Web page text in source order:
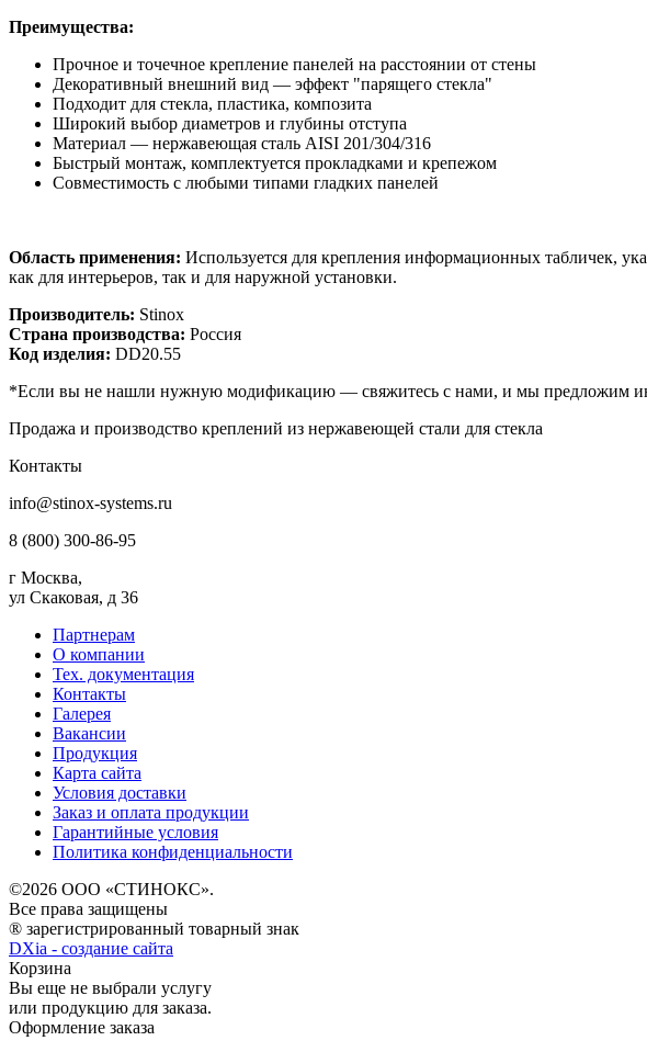
Преимущества:
Прочное и точечное крепление панелей на расстоянии от стены
Декоративный внешний вид — эффект "парящего стекла"
Подходит для стекла, пластика, композита
Широкий выбор диаметров и глубины отступа
Материал — нержавеющая сталь AISI 201/304/316
Быстрый монтаж, комплектуется прокладками и крепежом
Совместимость с любыми типами гладких панелей
Область применения: Используется для крепления информационных табличек,
как для интерьеров, так и для наружной установки.
Производитель: Stinox
Страна производства: Россия
Код изделия: DD20.55
*Если вы не нашли нужную модификацию — свяжитесь с нами, и мы предложим
Продажа и производство креплений из нержавеющей стали для стекла
Контакты
info@stinox-systems.ru
8 (800) 300-86-95
г Москва,
ул Скаковая, д 36
Партнерам
О компании
Тех. документация
Контакты
Галерея
Вакансии
Продукция
Карта сайта
Условия доставки
Заказ и оплата продукции
Гарантийные условия
Политика конфиденциальности
©2026 ООО «СТИНОКС».
Все права защищены
® зарегистрированный товарный знак
DXia - создание сайта
Корзина
Вы еще не выбрали услугу
или продукцию для заказа.
Оформление заказа